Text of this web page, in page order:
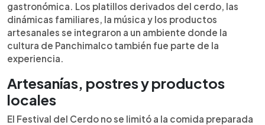
gastronómica. Los platillos derivados del cerdo, las
dinámicas familiares, la música y los productos
artesanales se integraron a un ambiente donde la
cultura de Panchimalco también fue parte de la
experiencia.
Artesanías, postres y productos
locales
El Festival del Cerdo no se limitó a la comida preparada